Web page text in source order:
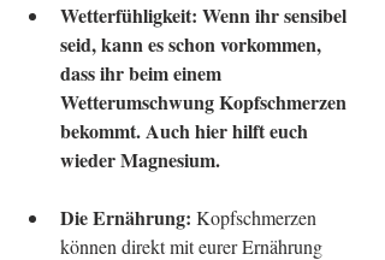
Wetterfühligkeit: Wenn ihr sensibel
seid, kann es schon vorkommen,
dass ihr beim einem
Wetterumschwung Kopfschmerzen
bekommt. Auch hier hilft euch
wieder Magnesium.
Die Ernährung: Kopfschmerzen
können direkt mit eurer Ernährung